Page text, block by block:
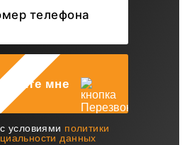
мне
условиями политики
данных